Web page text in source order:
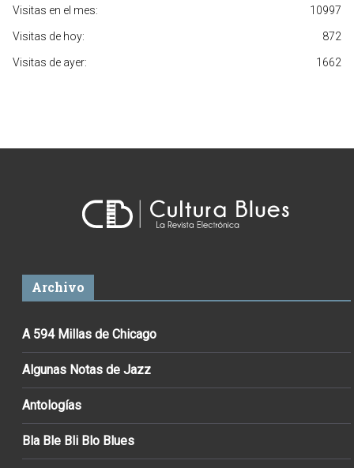
10997
Visitas en el mes:
872
Visitas de hoy:
1662
Visitas de ayer:
Archivo
A 594 Millas de Chicago
Algunas Notas de Jazz
Antologías
Bla Ble Bli Blo Blues